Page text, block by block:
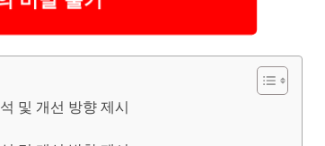
및 개선 방향 제시